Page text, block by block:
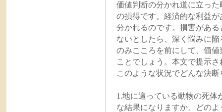
価値判断の分かれ道に立っ
の損得です。経済的な利益
分かれるのです。損害があ
ないとしたら、深く悩みに
のみこころを前にして、価
ことでしょう。本文で提示
このような状況でどんな決
1.地に這っている動物の死体
な結果になりますか。どの